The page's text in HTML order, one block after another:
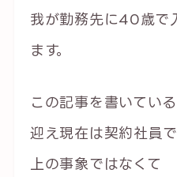
我が勤務先に40歳で
ます。
この記事を書いてい
迎え現在は契約社員
上の事象ではなくて